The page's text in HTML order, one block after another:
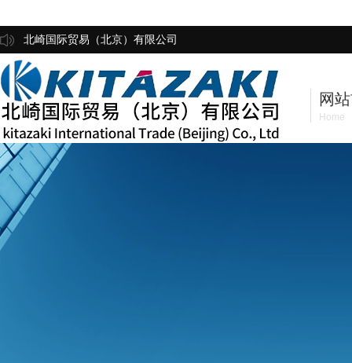
北崎国际贸易（北京）有限公司
网
Home